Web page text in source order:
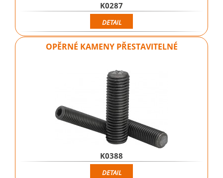
K0287
DETAIL
OPĚRNÉ KAMENY PŘESTAVITELNÉ
K0388
DETAIL